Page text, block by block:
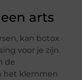
arts
kan botox
voor je zijn.
de
het klemmen